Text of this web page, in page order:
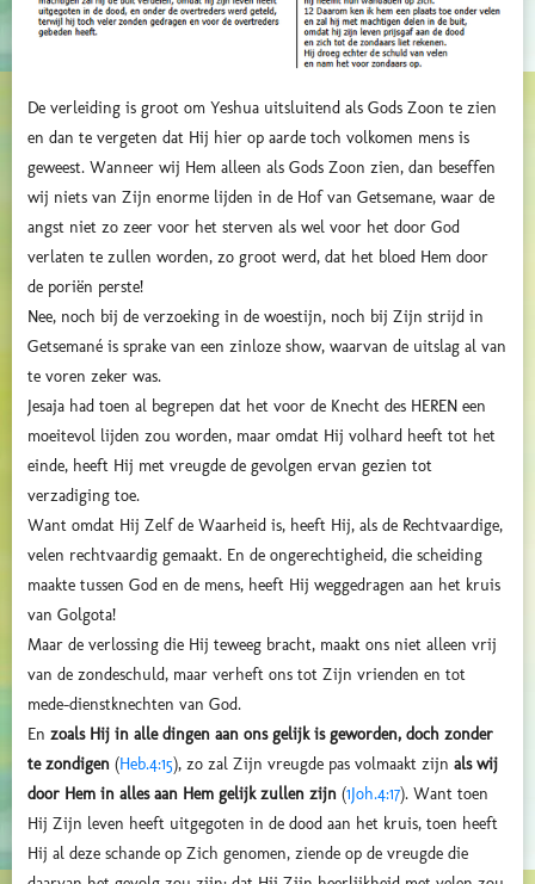
De verleiding is groot om Yeshua uitsluitend als Gods Zoon te zien
en dan te vergeten dat Hij hier op aarde toch volkomen mens is
geweest. Wanneer wij Hem alleen als Gods Zoon zien, dan beseffen
wij niets van Zijn enorme lijden in de Hof van Getsemane, waar de
angst niet zo zeer voor het sterven als wel voor het door God
verlaten te zullen worden, zo groot werd, dat het bloed Hem door
de poriën perste!
Nee, noch bij de verzoeking in de woestijn, noch bij Zijn strijd in
Getsemané is sprake van een zinloze show, waarvan de uitslag al van
te voren zeker was.
Jesaja had toen al begrepen dat het voor de Knecht des HEREN een
moeitevol lijden zou worden, maar omdat Hij volhard heeft tot het
einde, heeft Hij met vreugde de gevolgen ervan gezien tot
verzadiging toe.
Want omdat Hij Zelf de Waarheid is, heeft Hij, als de Rechtvaardige,
velen rechtvaardig gemaakt. En de ongerechtigheid, die scheiding
maakte tussen God en de mens, heeft Hij weggedragen aan het kruis
van Golgota!
Maar de verlossing die Hij teweeg bracht, maakt ons niet alleen vrij
van de zondeschuld, maar verheft ons tot Zijn vrienden en tot
mede-dienstknechten van God.
En zoals Hij in alle dingen aan ons gelijk is geworden, doch zonder
te zondigen (Heb.4:15), zo zal Zijn vreugde pas volmaakt zijn als wij
door Hem in alles aan Hem gelijk zullen zijn (1Joh.4:17). Want toen
Hij Zijn leven heeft uitgegoten in de dood aan het kruis, toen heeft
Hij al deze schande op Zich genomen, ziende op de vreugde die